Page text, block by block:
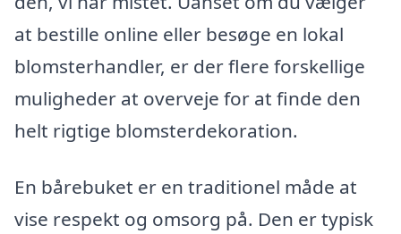
at bestille online eller besøge en lokal
blomsterhandler, er der flere forskellige
muligheder at overveje for at finde den
helt rigtige blomsterdekoration.
En bårebuket er en traditionel måde at
vise respekt og omsorg på. Den er typisk